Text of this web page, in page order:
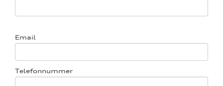
Email
Telefonnummer